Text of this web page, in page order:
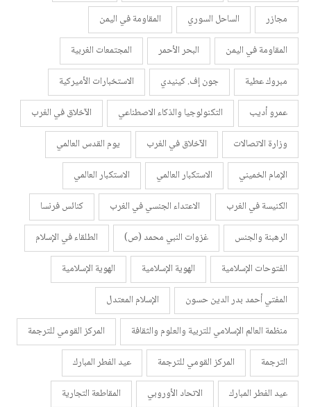
مجازر
الساحل السوري
المقاومة في اليمن
المقاومة في اليمن
البحر الأحمر
المجتمعات الغربية
مبروك عطية
جون إف. كينيدي
الاستخبارات الأميركية
عمرو أديب
التكنولوجيا والذكاء الاصطناعي
الآخلاق في الغرب
وزارة الاتصالات
الآخلاق في الغرب
يوم القدس العالمي
الإمام الخميني
الاستكبار العالمي
الاستكبار العالمي
الكنيسة في الغرب
الاعتداء الجنسي في الغرب
كنائس فرنسا
الرهبنة والجنس
غزوات النبي محمد (ص)
الطلقاء في الإسلام
الفتوحات الإسلامية
الهوية الإسلامية
الهوية الإسلامية
المفتي أحمد بدر الدين حسون
الإسلام المعتدل
منظمة العالم الإسلامي للتربية والعلوم والثقافة
المركز القومي للترجمة
الترجمة
المركز القومي للترجمة
عيد الفطر المبارك
عيد الفطر المبارك
الاتحاد الأوروبي
المقاطعة التجارية